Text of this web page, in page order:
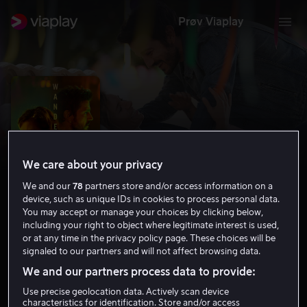
Prøv Viaplay
Wander Darkly
5.8 Drama 2020 1 t 33 min
12 år
We care about your privacy
We and our78 partners store and/or access information on a
device, such as unique IDs in cookies to process personal data.
You may accept or manage your choices by clicking below,
including your right to object where legitimate interest is used,
or at any time in the privacy policy page. These choices will be
signaled to our partners and will not affect browsing data.
We and our partners process data to provide:
Use precise geolocation data. Actively scan device
characteristics for identification. Store and/or access